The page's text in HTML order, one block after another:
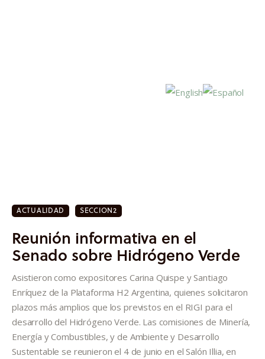
Investigación
Proyectos
Informes
Quiénes somos
ACTUALIDAD SECCION2
Reunión informativa en el
Senado sobre Hidrógeno Verde
Asistieron como expositores Carina Quispe y Santiago
Enríquez de la Plataforma H2 Argentina, quienes solicitaron
plazos más amplios que los previstos en el RIGI para el
desarrollo del Hidrógeno Verde. Las comisiones de Minería,
Energía y Combustibles, y de Ambiente y Desarrollo
Sustentable se reunieron el 4 de junio en el Salón Illia, en